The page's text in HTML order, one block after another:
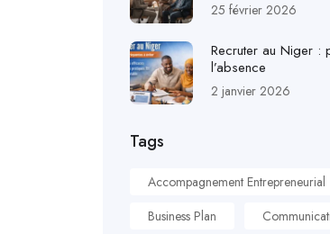
25 février 2026
Recruter au Niger :
l’absence
2 janvier 2026
Tags
Accompagnement Entrepreneurial
Business Plan